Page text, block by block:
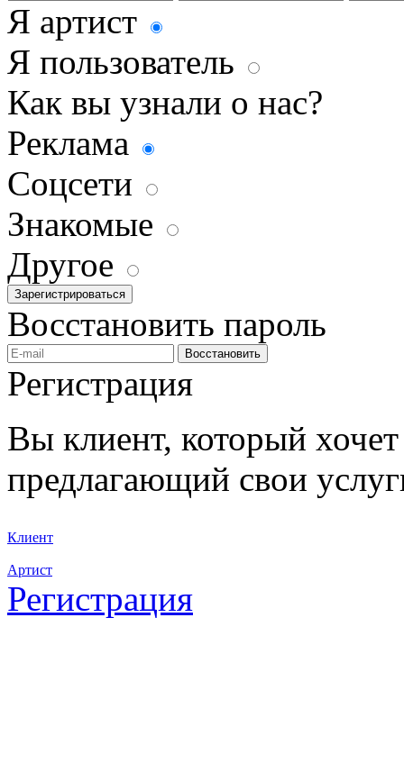
Я артист
Я пользователь
Как вы узнали о нас?
Реклама
Соцсети
Знакомые
Другое
Зарегистрироваться
Восстановить пароль
Восстановить
Регистрация
Вы клиент, который хочет
предлагающий свои
Клиент
Артист
Регистрация